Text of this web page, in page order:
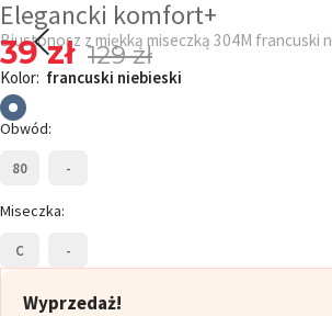
Elegancki komfort+
Biustonosz z miękką miseczką 304M francuski
39 zł 129 zł
Kolor: francuski niebieski
Obwód:
80 -
Miseczka:
C -
Wyprzedaż!